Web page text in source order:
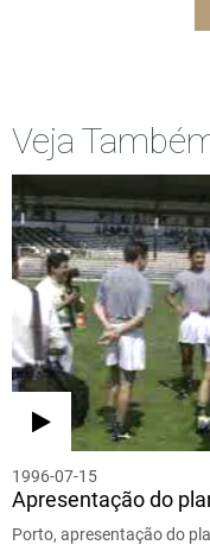
Veja
1996-07-15
Apresentação do
Porto, apresentação do